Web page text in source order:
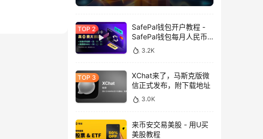
SafePal钱包开户教程 -
SafePal钱包每月人民币
消费前666U享受汇损补
贴
3.2K
XChat来了，马斯克版微
信正式发布，附下载地址
3.0K
来币安交易美股 - 用U买
美股教程